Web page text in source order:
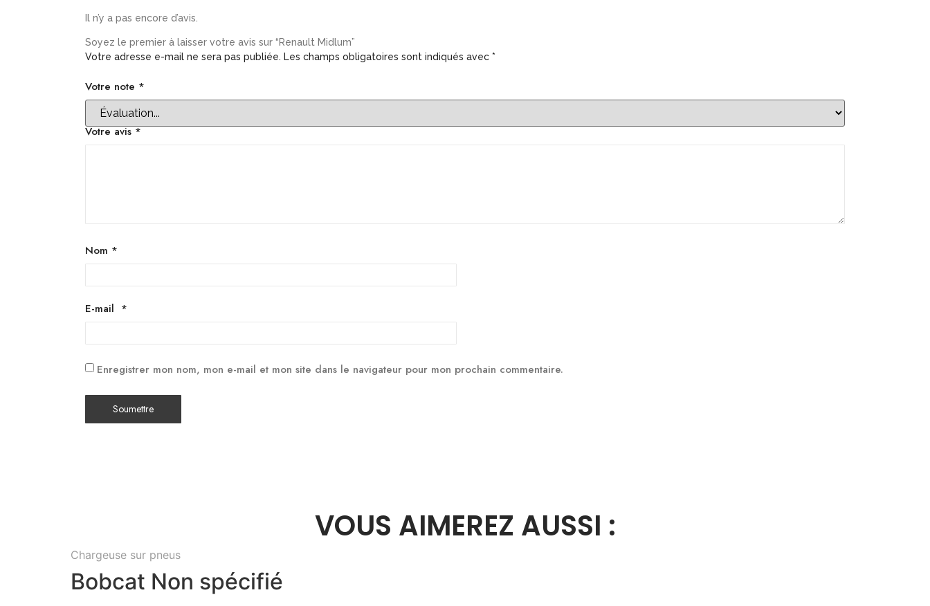
Il n’y a pas encore d’avis.
Soyez le premier à laisser votre avis sur “Renault Midlum”
Votre adresse e-mail ne sera pas publiée. Les champs obligatoires sont indiqués avec *
Votre note *
Votre avis*
Nom *
E-mail *
Enregistrer mon nom, mon e-mail et mon site dans le navigateur pour mon prochain commentaire.
VOUS AIMEREZ AUSSI :
Chargeuse sur pneus
Bobcat Non spécifié